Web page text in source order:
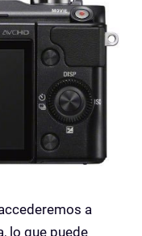
a
lo que puede